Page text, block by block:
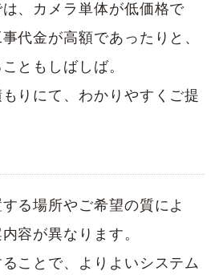
、カメラ単体が低価格で
代金が高額であったりと、
ともしばしば。
りにて、わかりやすくご提
る場所やご希望の質によ
容が異なります。
ことで、よりよいシステム